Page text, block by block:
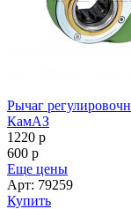
Рычаг
КамАЗ
1220 p
600 p
Еще цены
Арт: 79259
Купить